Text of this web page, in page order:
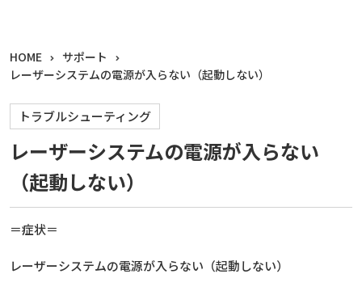
HOME
サポート
レーザーシステムの電源が入らない（起動しない）
トラブルシューティング
レーザーシステムの電源が入らない
（起動しない）
＝症状＝
レーザーシステムの電源が入らない（起動しない）